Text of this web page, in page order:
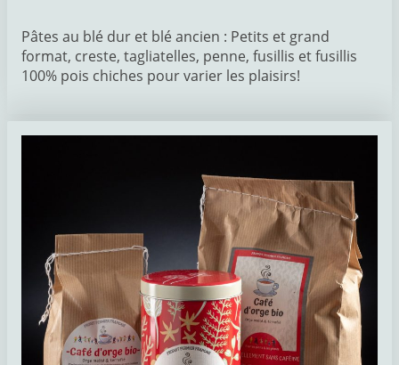
Pâtes au blé dur et blé ancien : Petits et grand
format, creste, tagliatelles, penne, fusillis et fusillis
100% pois chiches pour varier les plaisirs!